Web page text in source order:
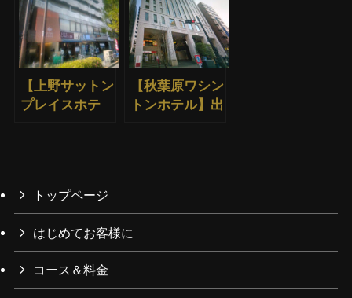
【上野サットン
プレイスホテ
【秋葉原ワシン
トンホテル】出
トップページ
はじめてお客様に
コース＆料金